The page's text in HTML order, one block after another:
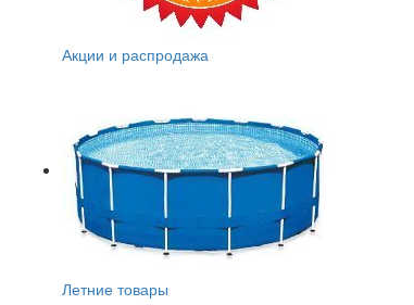
Акции и распродажа
Летние товары